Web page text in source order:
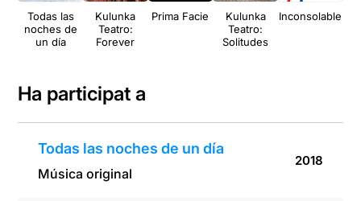
Todas las
noches de
un día
Kulunka
Teatro:
Forever
Prima Facie
Kulunka
Teatro:
Solitudes
Inconsolable
Ha participat a
Todas las noches de un día
Música original
2018